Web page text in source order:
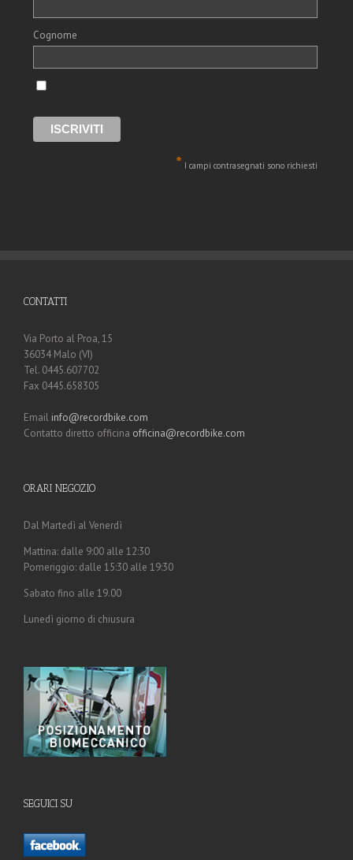
Cognome
* I campi contrasegnati sono richiesti
CONTATTI
Via Porto al Proa, 15
36034 Malo (VI)
Tel. 0445.607702
Fax 0445.658305
Email info@recordbike.com
Contatto diretto officina officina@recordbike.com
ORARI NEGOZIO
Dal Martedì al Venerdì
Mattina: dalle 9:00 alle 12:30
Pomeriggio: dalle 15:30 alle 19:30
Sabato fino alle 19.00
Lunedì giorno di chiusura
SEGUICI SU